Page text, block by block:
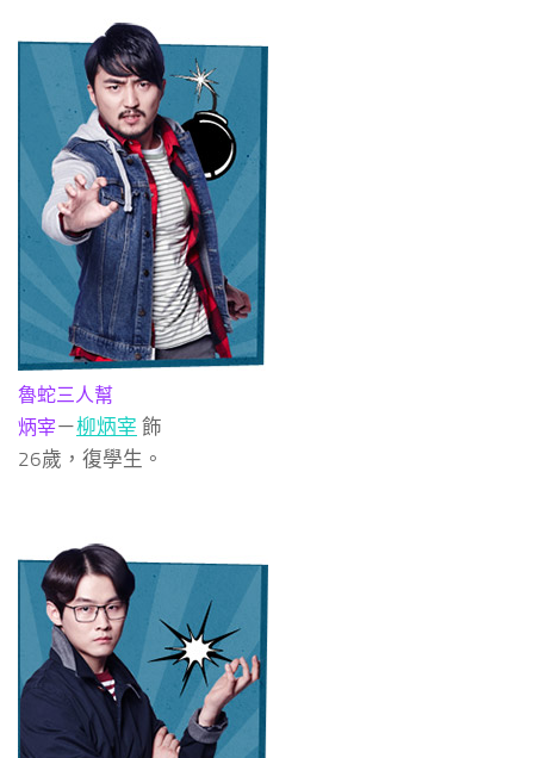
魯蛇三人幫
炳宰－柳炳宰 飾
26歲，復學生。